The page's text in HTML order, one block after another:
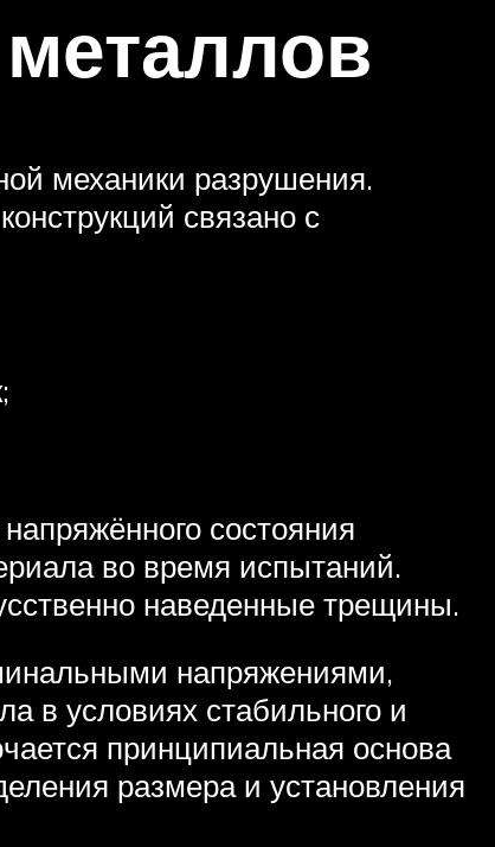
механики разрушения.
связано с
состояния
во время испытаний.
наведенные трещины.
напряжениями,
в условиях стабильного и
принципиальная основа
размера и установления